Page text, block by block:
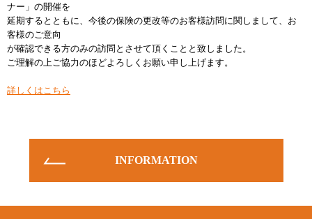
ナー」の開催を
延期するとともに、今後の保険の更改等のお客様訪問に関しまして、お
客様のご意向
が確認できる方のみの訪問とさせて頂くことと致しました。
ご理解の上ご協力のほどよろしくお願い申し上げます。
詳しくはこちら
INFORMATION